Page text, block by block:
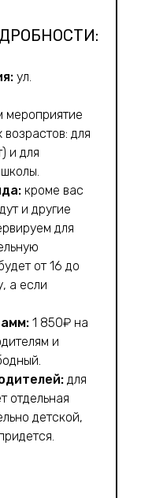
ул.
мероприятие
возрастов: для
и для
кроме вас
и другие
для
от 16 до
а если
1 850₽ на
и
для
отдельная
детской,